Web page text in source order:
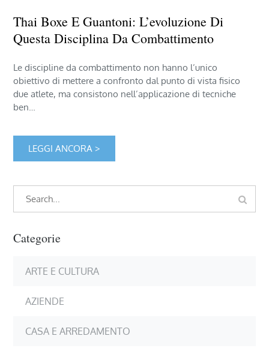
Thai Boxe E Guantoni: L’evoluzione Di
Questa Disciplina Da Combattimento
Le discipline da combattimento non hanno l’unico
obiettivo di mettere a confronto dal punto di vista fisico
due atlete, ma consistono nell’applicazione di tecniche
ben…
LEGGI ANCORA >
for:
Search
Categorie
ARTE E CULTURA
AZIENDE
CASA E ARREDAMENTO